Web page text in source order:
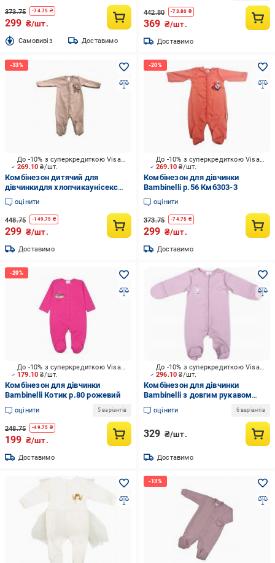
373.75 -74.75 ₴
299 ₴/шт.
Cамовивіз Доставимо
442.80 -73.80 ₴
369 ₴/шт.
Доставимо
269.10₴/шт.
До -10% з суперкредиткою Visa Вигода
Комбінезон дитячий для
дівчинкидля хлопчикаунісекс
Bambinelli Кмб305-2 р.74
бежевий
оцінити
448.75 -149.75 ₴
299 ₴/шт.
Доставимо
269.10₴/шт.
До -10% з суперкредиткою Visa Вигода
Комбінезон для дівчинки
Bambinelli р.56 Кмб303-3
оцінити
373.75 -74.75 ₴
299 ₴/шт.
Доставимо
179.10₴/шт.
До -10% з суперкредиткою Visa Вигода
Комбінезон для дівчинки
Bambinelli Котик р.80 рожевий
оцінити 5 варіантів
248.75 -49.75 ₴
199 ₴/шт.
Доставимо
296.10₴/шт.
До -10% з суперкредиткою Visa Вигода
Комбінезон для дівчинки
Bambinelli з довгим рукавом
Зайчик р.86 рожевий 0380
оцінити 6 варіантів
329 ₴/шт.
Доставимо